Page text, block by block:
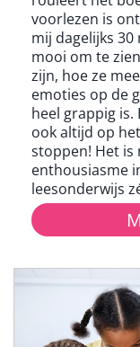
voorlezen is
mij dagelijks
mooi om te
zijn, hoe ze
emoties op de
heel grappig is.
ook altijd op
stoppen! Het is
enthousiasme
leesonderwijs